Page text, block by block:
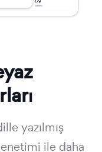
yazılmış
ile daha